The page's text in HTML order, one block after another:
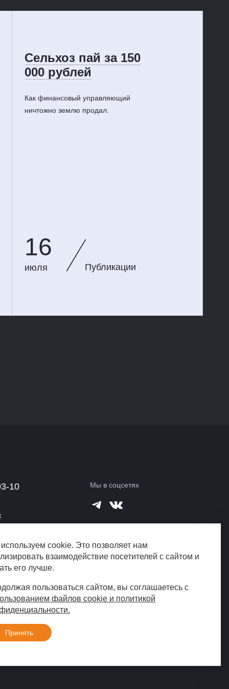
Сельхоз пай за 150
000 рублей
Как финансовый управляющий
ничтожно землю продал.
16
июля Публикации
10 Мы в соцсетях
Создание сайта
cookie. Это позволяет нам
взаимодействие посетителей с сайтом и
его лучше.
пользоваться сайтом, вы соглашаетесь с
файлов cookie и политикой
Принять